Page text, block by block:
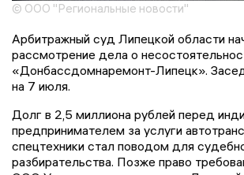
© ООО "Региональные новости"
Арбитражный суд Липецкой области
рассмотрение дела о
«Донбассдомнаремонт-Липецк».
на 7 июля.
Долг в 2,5 миллиона рублей перед
предпринимателем за услуги
спецтехники стал поводом для
разбирательства. Позже право